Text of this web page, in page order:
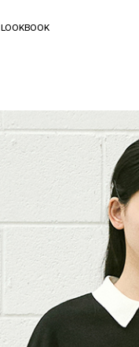
LOOKBOOK